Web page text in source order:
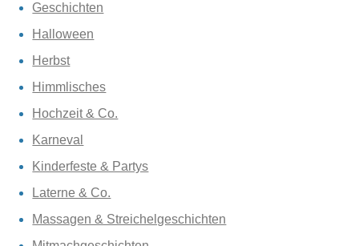
Geschichten
Halloween
Herbst
Himmlisches
Hochzeit & Co.
Karneval
Kinderfeste & Partys
Laterne & Co.
Massagen & Streichelgeschichten